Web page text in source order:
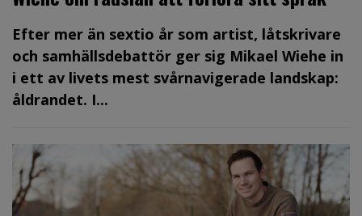
Efter mer än sextio år som artist, låtskrivare
och samhällsdebattör ger sig Mikael Wiehe in
i ett av livets mest svårnavigerade landskap:
åldrandet. I...